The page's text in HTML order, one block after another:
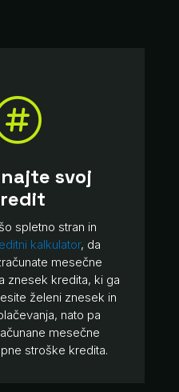
svoj
spletno stran in
kalkulator, da
mesečne
znesek kredita, ki ga
želeni znesek in
nato pa
mesečne
stroške kredita.